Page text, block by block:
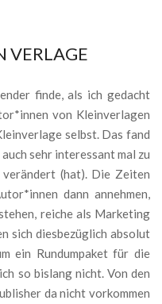
finde, als ich gedacht
von Kleinverlagen
selbst. Das fand
sehr interessant mal zu
(hat). Die Zeiten
dann annehmen,
reiche als Marketing
sich diesbezüglich absolut
ein Rundumpaket für die
so bislang nicht. Von den
da nicht vorkommen